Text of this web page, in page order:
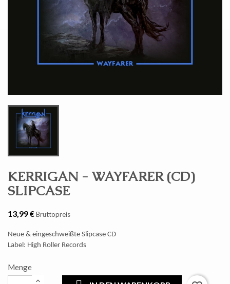
KERRIGAN - WAYFARER (CD)
SLIPCASE
13,99 €Bruttopreis
Neue & eingeschweißte Slipcase CD
Label: High Roller Records
Menge